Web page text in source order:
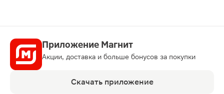
Приложение Магнит
Акции, доставка и больше бонусов за покупки
Скачать приложение